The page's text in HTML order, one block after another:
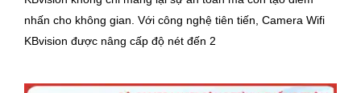
nhấn cho không gian. Với công nghệ tiên tiến, Camera Wifi
KBvision được nâng cấp độ nét đến 2